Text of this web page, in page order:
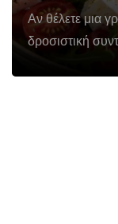
Αν θέλετε μια
δροσιστική